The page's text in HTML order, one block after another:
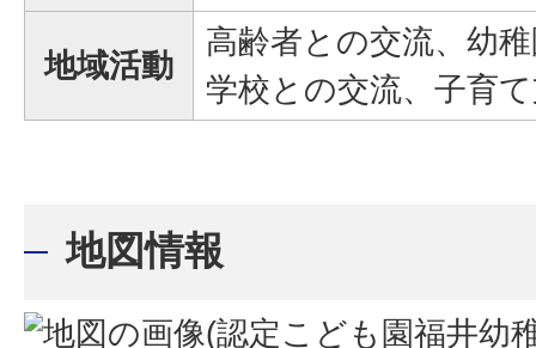
地域活動
高齢者との交流、幼
学校との交流、子育
地図情報